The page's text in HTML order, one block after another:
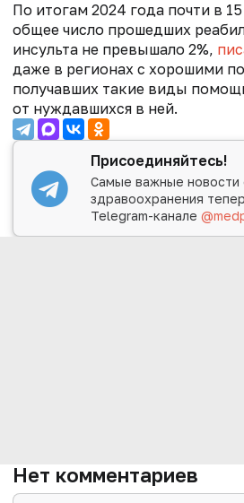
По итогам 2024 года почти в
общее число прошедших
инсульта не превышало 2%,
даже в регионах с хорошими
получавших такие виды
от нуждавшихся в ней.
Присоединяйтесь!
Самые важные
здравоохранения
Telegram-канале
Нет комментариев